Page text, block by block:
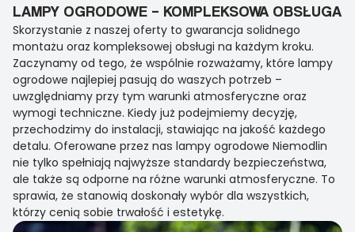
LAMPY OGRODOWE – KOMPLEKSOWA OBSŁUGA
Skorzystanie z naszej oferty to gwarancja solidnego
montażu oraz kompleksowej obsługi na każdym kroku.
Zaczynamy od tego, że wspólnie rozważamy, które lampy
ogrodowe najlepiej pasują do waszych potrzeb –
uwzględniamy przy tym warunki atmosferyczne oraz
wymogi techniczne. Kiedy już podejmiemy decyzję,
przechodzimy do instalacji, stawiając na jakość każdego
detalu. Oferowane przez nas lampy ogrodowe Niemodlin
nie tylko spełniają najwyższe standardy bezpieczeństwa,
ale także są odporne na różne warunki atmosferyczne. To
sprawia, że stanowią doskonały wybór dla wszystkich,
którzy cenią sobie trwałość i estetykę.